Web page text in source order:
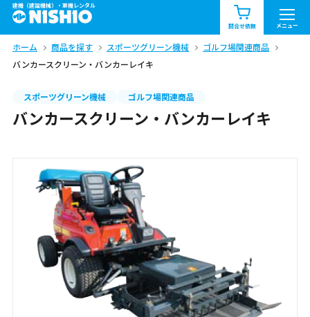
建機（建設機械）・重機レンタル
問合せ依頼 メニュー
商品一覧 お知らせ一覧
問合せ依頼リスト お問合せ
北海道 東北 関東
九州・沖縄（外部）
ホーム 商品を探す スポーツグリーン機械
ゴルフ場関連商品
バンカースクリーン・バンカーレイキ
スポーツグリーン機械 ゴルフ場関連商品
バンカースクリーン・バンカーレイキ